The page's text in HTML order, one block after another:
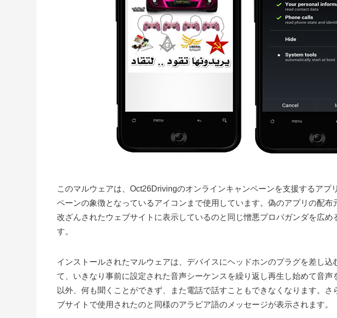
このマルウェアは、Oct26Drivingのオンラインキャンペーンを支援するアプ
ペーンの象徴となっているアイコンまで使用しています。偽のアプリの配布
改ざんされたウェブサイトに表示しているのと同じ憎悪プロパガンダを広め
す。
インストールされたマルウェアは、デバイスにヘッドホンのプラグを差し込
て、いきなり事前に設定された音声シーケンスを繰り返し再生し始めて音声
以外、何も聞くことができず、また電話で話すこともできなくなります。さ
ブサイトで使用されたのと同様のアラビア語のメッセージが表示されます。